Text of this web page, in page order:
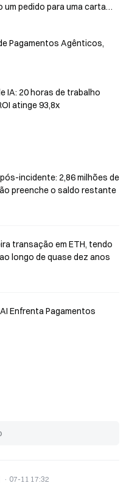
pedido para uma carta
Pagamentos Agênticos,
IA: 20 horas de trabalho
atinge 93,8x
incidente: 2,86 milhões de
preenche o saldo restante
transação em ETH, tendo
longo de quase dez anos
Enfrenta Pagamentos
· 07-11 17:32